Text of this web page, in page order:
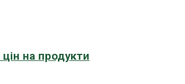
на продукти